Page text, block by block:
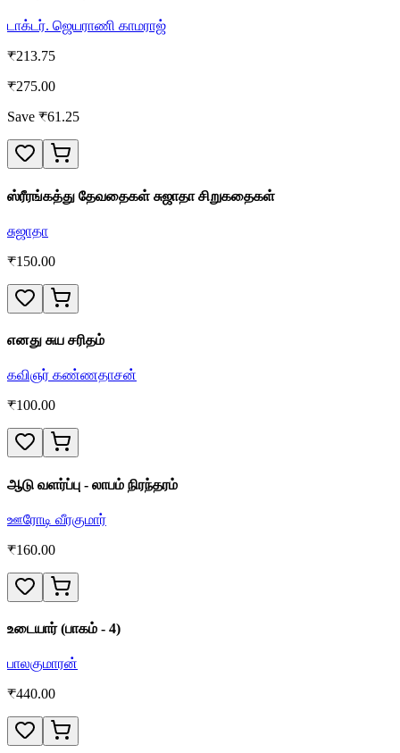
டாக்டர். ஜெயராணி காமராஜ்
₹213.75
₹275.00
Save ₹61.25
ஸ்ரீரங்கத்து தேவதைகள் சுஜாதா சிறுகதைகள்
சுஜாதா
₹150.00
எனது சுய சரிதம்
கவிஞர் கண்ணதாசன்
₹100.00
ஆடு வளர்ப்பு - லாபம் நிரந்தரம்
ஊரோடி வீரகுமார்
₹160.00
உடையார் (பாகம் - 4)
பாலகுமாரன்
₹440.00